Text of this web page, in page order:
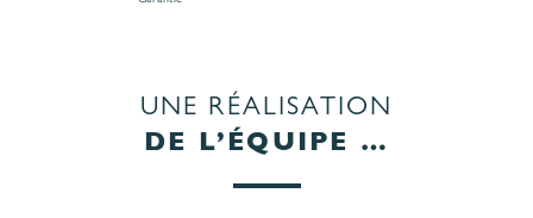
UNE RÉALISATION
DE L’ÉQUIPE …